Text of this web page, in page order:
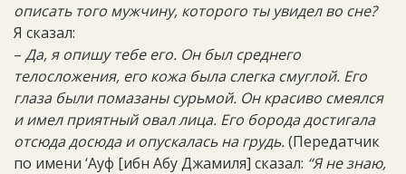
описать того мужчину, которого ты увидел во сне?
Я сказал:
– Да, я опишу тебе его. Он был среднего
телосложения, его кожа была слегка смуглой. Его
глаза были помазаны сурьмой. Он красиво смеялся
и имел приятный овал лица. Его борода достигала
отсюда досюда и опускалась на грудь.(Передатчик
по имени ‘Ауф [ибн Абу Джамиля] сказал: “Я не знаю,